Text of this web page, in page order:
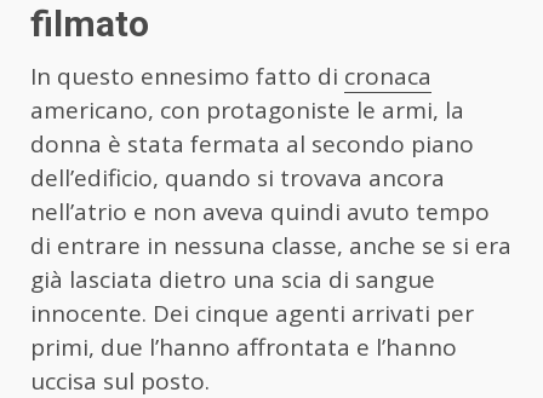
filmato
In questo ennesimo fatto di cronaca
americano, con protagoniste le armi, la
donna è stata fermata al secondo piano
dell’edificio, quando si trovava ancora
nell’atrio e non aveva quindi avuto tempo
di entrare in nessuna classe, anche se si era
già lasciata dietro una scia di sangue
innocente. Dei cinque agenti arrivati per
primi, due l’hanno affrontata e l’hanno
uccisa sul posto.